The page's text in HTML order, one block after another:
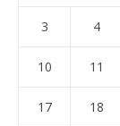
3 4
10 11
17 18